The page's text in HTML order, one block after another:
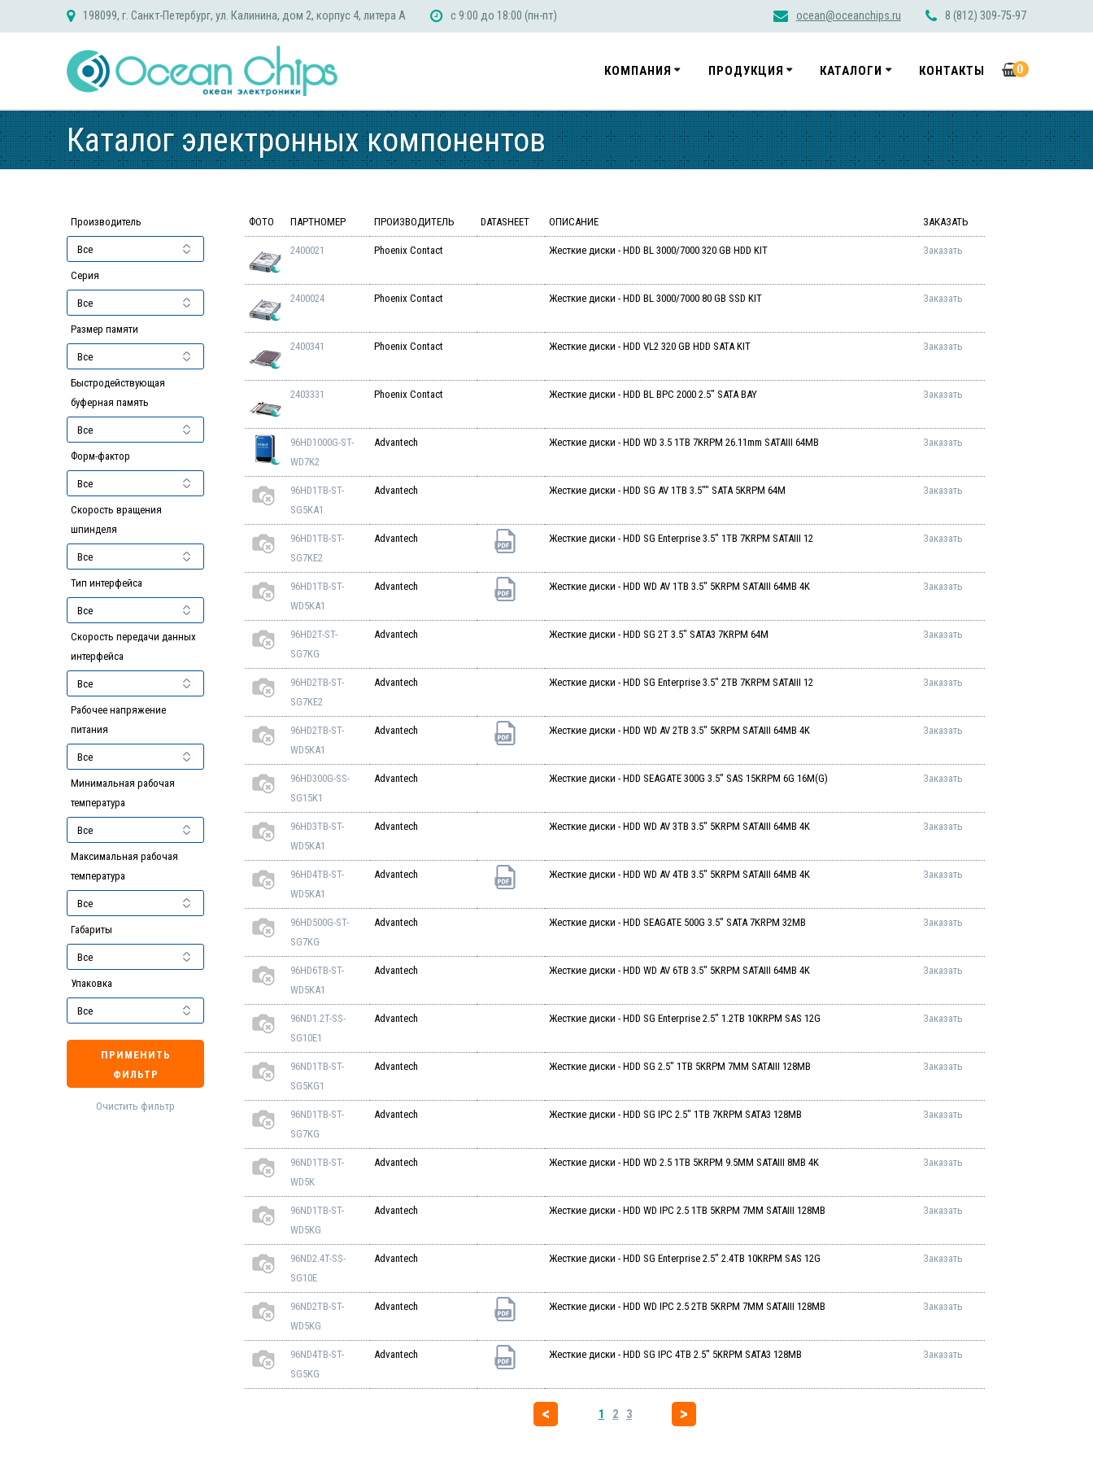
198099, г. Санкт-Петербург, ул. Калинина, дом 2, корпус 4, литера А с 9:00 до 18:00 (пн-пт) ocean@oceanchips.ru 8 (812) 309-75-97
КОМПАНИЯ ПРОДУКЦИЯ КАТАЛОГИ КОНТАКТЫ 0
Каталог электронных компонентов
Производитель
Серия
Размер памяти
Быстродействующая
буферная память
Форм-фактор
Скорость вращения
шпинделя
Тип интерфейса
Скорость передачи данных
интерфейса
Рабочее напряжение
питания
Минимальная рабочая
температура
Максимальная рабочая
температура
Габариты
Упаковка
ПРИМЕНИТЬ
ФИЛЬТР
Очистить фильтр
ФОТО ПАРТНОМЕР ПРОИЗВОДИТЕЛЬ DATASHEET ОПИСАНИЕ ЗАКАЗАТЬ
2400021 Phoenix Contact Жесткие диски - HDD BL 3000/7000 320 GB HDD KIT Заказать
2400024 Phoenix Contact Жесткие диски - HDD BL 3000/7000 80 GB SSD KIT Заказать
2400341 Phoenix Contact Жесткие диски - HDD VL2 320 GB HDD SATA KIT Заказать
2403331 Phoenix Contact Жесткие диски - HDD BL BPC 2000 2.5" SATA BAY Заказать
96HD1000G-ST-
WD7K2
Advantech Жесткие диски - HDD WD 3.5 1TB 7KRPM 26.11mm SATAIII 64MB Заказать
96HD1TB-ST-
SG5KA1
Advantech Жесткие диски - HDD SG AV 1TB 3.5"" SATA 5KRPM 64M Заказать
96HD1TB-ST-
SG7KE2
Advantech Жесткие диски - HDD SG Enterprise 3.5" 1TB 7KRPM SATAIII 12 Заказать
96HD1TB-ST-
WD5KA1
Advantech Жесткие диски - HDD WD AV 1TB 3.5" 5KRPM SATAIII 64MB 4K Заказать
96HD2T-ST-
SG7KG
Advantech Жесткие диски - HDD SG 2T 3.5" SATA3 7KRPM 64M Заказать
96HD2TB-ST-
SG7KE2
Advantech Жесткие диски - HDD SG Enterprise 3.5" 2TB 7KRPM SATAIII 12 Заказать
96HD2TB-ST-
WD5KA1
Advantech Жесткие диски - HDD WD AV 2TB 3.5" 5KRPM SATAIII 64MB 4K Заказать
96HD300G-SS-
SG15K1
Advantech Жесткие диски - HDD SEAGATE 300G 3.5" SAS 15KRPM 6G 16M(G) Заказать
96HD3TB-ST-
WD5KA1
Advantech Жесткие диски - HDD WD AV 3TB 3.5" 5KRPM SATAIII 64MB 4K Заказать
96HD4TB-ST-
WD5KA1
Advantech Жесткие диски - HDD WD AV 4TB 3.5" 5KRPM SATAIII 64MB 4K Заказать
96HD500G-ST-
SG7KG
Advantech Жесткие диски - HDD SEAGATE 500G 3.5" SATA 7KRPM 32MB Заказать
96HD6TB-ST-
WD5KA1
Advantech Жесткие диски - HDD WD AV 6TB 3.5" 5KRPM SATAIII 64MB 4K Заказать
96ND1.2T-SS-
SG10E1
Advantech Жесткие диски - HDD SG Enterprise 2.5" 1.2TB 10KRPM SAS 12G Заказать
96ND1TB-ST-
SG5KG1
Advantech Жесткие диски - HDD SG 2.5" 1TB 5KRPM 7MM SATAIII 128MB Заказать
96ND1TB-ST-
SG7KG
Advantech Жесткие диски - HDD SG IPC 2.5" 1TB 7KRPM SATA3 128MB Заказать
96ND1TB-ST-
WD5K
Advantech Жесткие диски - HDD WD 2.5 1TB 5KRPM 9.5MM SATAIII 8MB 4K Заказать
96ND1TB-ST-
WD5KG
Advantech Жесткие диски - HDD WD IPC 2.5 1TB 5KRPM 7MM SATAIII 128MB Заказать
96ND2.4T-SS-
SG10E
Advantech Жесткие диски - HDD SG Enterprise 2.5" 2.4TB 10KRPM SAS 12G Заказать
96ND2TB-ST-
WD5KG
Advantech Жесткие диски - HDD WD IPC 2.5 2TB 5KRPM 7MM SATAIII 128MB Заказать
96ND4TB-ST-
SG5KG
Advantech Жесткие диски - HDD SG IPC 4TB 2.5" 5KRPM SATA3 128MB Заказать
1 2 3